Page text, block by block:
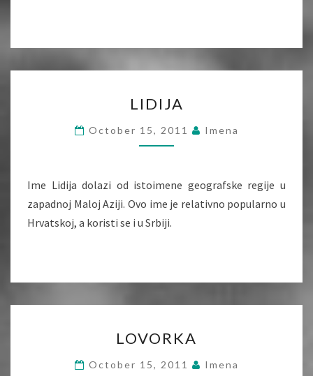
LIDIJA
October 15, 2011 Imena
Ime Lidija dolazi od istoimene geografske regije u
zapadnoj Maloj Aziji. Ovo ime je relativno popularno u
Hrvatskoj, a koristi se i u Srbiji.
LOVORKA
October 15, 2011 Imena